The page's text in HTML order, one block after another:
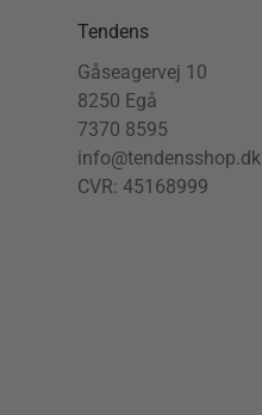
Tendens
Gåseagervej 10
8250 Egå
7370 8595
info@tendensshop.dk
CVR: 45168999